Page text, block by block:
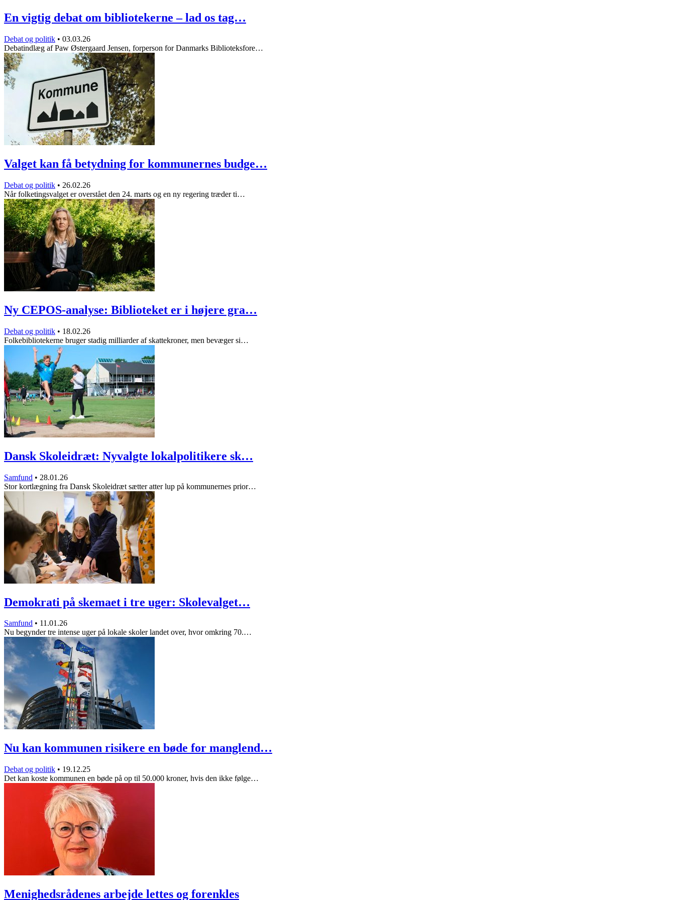
En vigtig debat om bibliotekerne – lad os tag…
Debat og politik • 03.03.26
Debatindlæg af Paw Østergaard Jensen, forperson for Danmarks Biblioteksfore…
Valget kan få betydning for kommunernes budge…
Debat og politik • 26.02.26
Når folketingsvalget er overstået den 24. marts og en ny regering træder ti…
Ny CEPOS-analyse: Biblioteket er i højere gra…
Debat og politik • 18.02.26
Folkebibliotekerne bruger stadig milliarder af skattekroner, men bevæger si…
Dansk Skoleidræt: Nyvalgte lokalpolitikere sk…
Samfund • 28.01.26
Stor kortlægning fra Dansk Skoleidræt sætter atter lup på kommunernes prior…
Demokrati på skemaet i tre uger: Skolevalget…
Samfund • 11.01.26
Nu begynder tre intense uger på lokale skoler landet over, hvor omkring 70.…
Nu kan kommunen risikere en bøde for manglend…
Debat og politik • 19.12.25
Det kan koste kommunen en bøde på op til 50.000 kroner, hvis den ikke følge…
Menighedsrådenes arbejde lettes og forenkles